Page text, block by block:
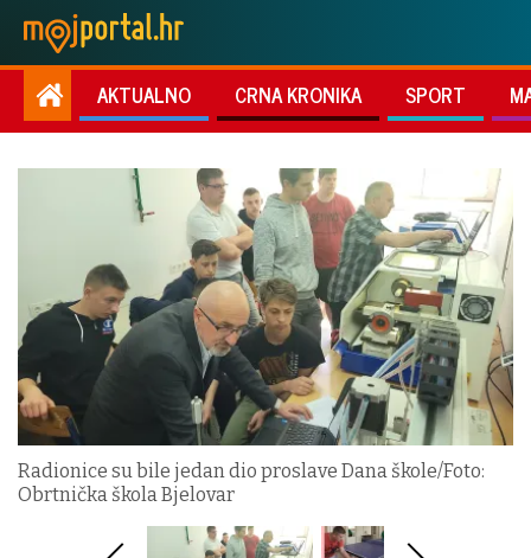
AKTUALNO CRNA KRONIKA SPORT
Radionice su bile jedan dio proslave Dana škole/Foto:
Obrtnička škola Bjelovar